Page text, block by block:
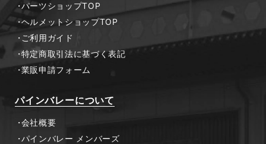
パーツショップTOP
ヘルメットショップTOP
ご利用ガイド
特定商取引法に基づく表記
業販申請フォーム
パインバレーについて
会社概要
パインバレー メンバーズ